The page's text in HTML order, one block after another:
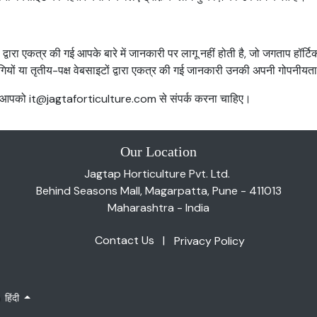
एकत्र की गई आपके बारे में जानकारी पर लागू नहीं होती है, जो जगताप
या तृतीय-पक्ष वेबसाइटों द्वारा एकत्र की गई जानकारी उनकी अपनी
it@jagtaforticulture.com से संपर्क करना चाहिए।
Our Location
Jagtap Horticulture Pvt. Ltd.
Behind Seasons Mall, Magarpatta, Pune - 411013
Maharashtra - India
Contact Us | Privacy Policy
हिंदी